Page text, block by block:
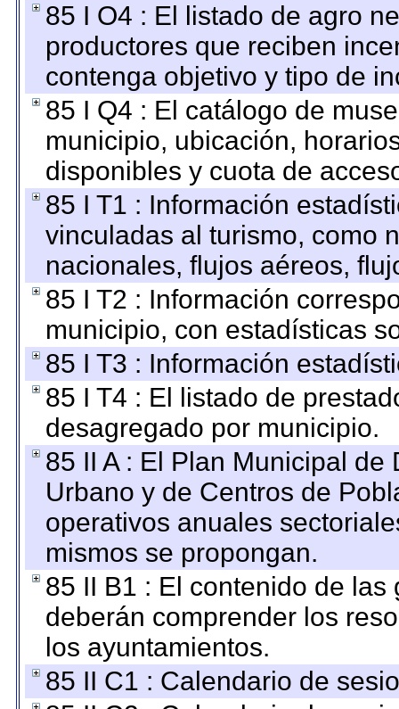
85 I O4 : El listado de agro
productores que reciben
contenga objetivo y tipo de
85 I Q4 : El catálogo de
municipio, ubicación,
disponibles y cuota de
85 I T1 : Información
vinculadas al turismo, como
nacionales, flujos aéreos,
85 I T2 : Información
municipio, con estadísticas
85 I T3 : Información
85 I T4 : El listado de
desagregado por municipio.
85 II A : El Plan Municipal
Urbano y de Centros de
operativos anuales
mismos se propongan.
85 II B1 : El contenido de
deberán comprender los
los ayuntamientos.
85 II C1 : Calendario de